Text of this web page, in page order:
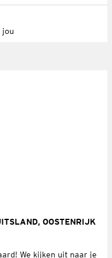
jou
OOSTENRIJK
We kijken uit naar je